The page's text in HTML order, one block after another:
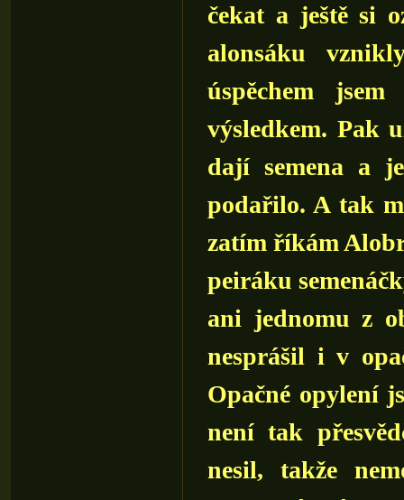
čekat a ještě si
alonsáku
úspěchem
výsledkem. Pak
dají semena a
podařilo. A tak
zatím říkám
peiráku
ani jednomu z
nesprášil i v
Opačné opylení
není tak
nesil, takže